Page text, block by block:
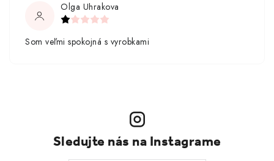
Olga Uhrakova
Som veľmi spokojná s vyrobkami
Sledujte nás na Instagrame